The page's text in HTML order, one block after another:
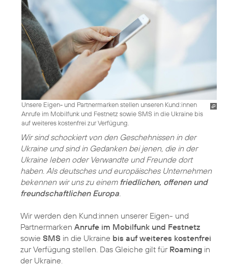
Unsere Eigen- und Partnermarken stellen unseren Kund:innen
Anrufe im Mobilfunk und Festnetz sowie SMS in die Ukraine bis
auf weiteres kostenfrei zur Verfügung.
Wir sind schockiert von den Geschehnissen in der
Ukraine und sind in Gedanken bei jenen, die in der
Ukraine leben oder Verwandte und Freunde dort
haben. Als deutsches und europäisches Unternehmen
bekennen wir uns zu einem friedlichen, offenen und
freundschaftlichen Europa
Wir werden den Kund:innen unserer Eigen- und
Partnermarken Anrufe im Mobilfunk und Festnetz
sowie SMS in die Ukraine bis auf weiteres kostenfrei
zur Verfügung stellen. Das Gleiche gilt für Roaming in
der Ukraine.